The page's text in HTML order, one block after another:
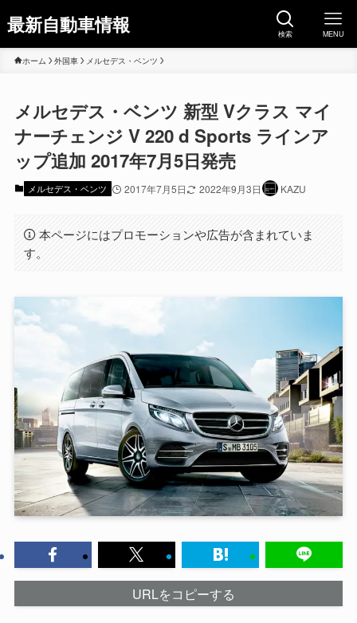
最新自動車情報 検索 MENU
ホーム 外国車 メルセデス・ベンツ
メルセデス・ベンツ 新型 Vクラス マイ
ナーチェンジ V 220 d Sports ラインア
ップ追加 2017年7月5日発売
メルセデス・ベンツ 2017年7月5日 2022年9月3日 KAZU
本ページにはプロモーションや広告が含まれていま
す。
URLをコピーする